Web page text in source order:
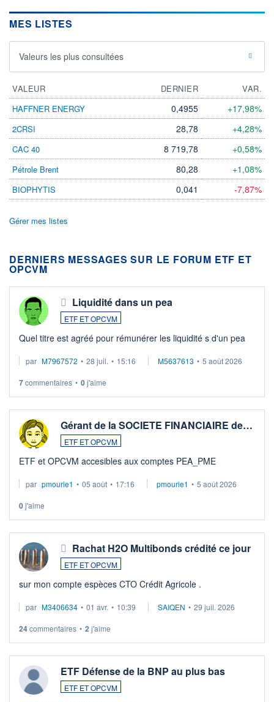
MES LISTES
Valeurs les plus consultées
VALEUR DERNIER
VAR.
HAFFNER ENERGY
0,4955 +17,98%
2CRSI 28,78 +4,28%
CAC 40 8 719,78 +0,58%
Pétrole Brent 80,28 +1,08%
BIOPHYTIS 0,041 -7,87%
Gérer mes listes
DERNIERS MESSAGES SUR LE FORUM ETF ET
OPCVM
Liquidité dans un pea
ETF ET OPCVM
Quel titre est agréé pour rémunérer les liquidité s d'un pea
par M7967572 • 28 juil. • 15:16 M5637613 • 5 août 2026
7commentaires • 0j'aime
Gérant de la SOCIETE FINANCIAIRE de…
ETF ET OPCVM
ETF et OPCVM accesibles aux comptes PEA_PME
par pmourie1 • 05 août • 17:16 pmourie1 • 5 août 2026
0j'aime
Rachat H2O Multibonds crédité ce jour
ETF ET OPCVM
sur mon compte espèces CTO Crédit Agricole .
par M3406634 • 01 avr. • 10:39 SAIQEN • 29 juil. 2026
24commentaires • 2 j'aime
ETF Défense de la BNP au plus bas
ETF ET OPCVM